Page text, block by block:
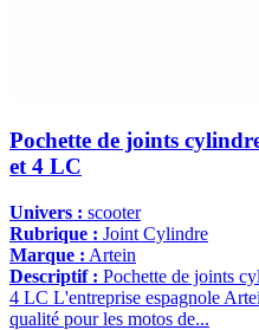
Pochette de joints
et 4 LC
Univers : scooter
Rubrique : Joint Cylindre
Marque : Artein
Descriptif : Pochette de joints
4 LC L'entreprise espagnole
qualité pour les motos de...